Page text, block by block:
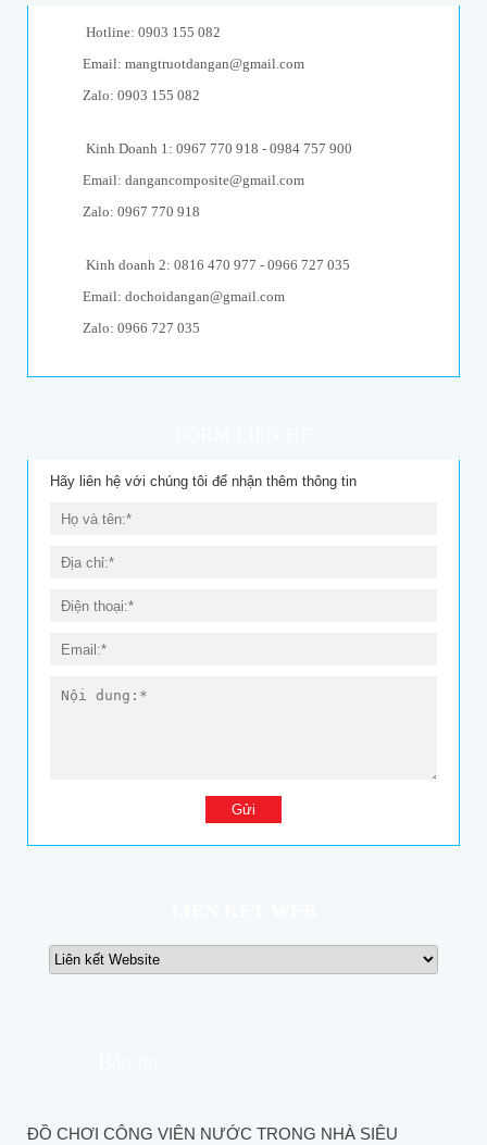
Hotline: 0903 155 082
Email: mangtruotdangan@gmail.com
Zalo: 0903 155 082
Kinh Doanh 1: 0967 770 918 - 0984 757 900
Email: dangancomposite@gmail.com
Zalo: 0967 770 918
Kinh doanh 2: 0816 470 977 - 0966 727 035
Email: dochoidangan@gmail.com
Zalo: 0966 727 035
Hãy liên hệ với chúng tôi để nhận thêm thông tin
ĐỒ CHƠI CÔNG VIÊN NƯỚC TRONG NHÀ SIÊU